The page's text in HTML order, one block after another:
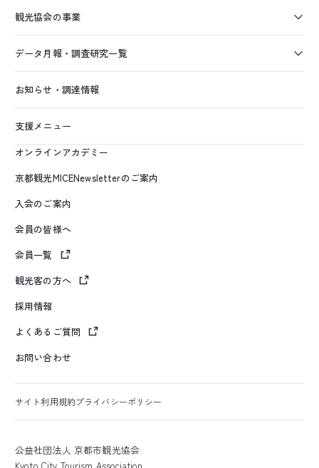
観光協会の事業
データ月報・調査研究一覧
お知らせ・調達情報
支援メニュー
オンラインアカデミー
京都観光MICENewsletterのご案内
入会のご案内
会員の皆様へ
会員一覧
観光客の方へ
採用情報
よくあるご質問
お問い合わせ
サイト利用規約プライバシーポリシー
公益社団法人 京都市観光協会